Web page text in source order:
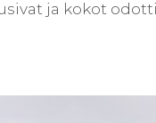
ja kokot